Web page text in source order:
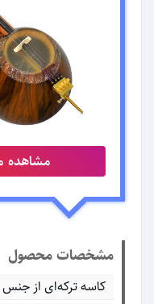
مشاهده
مشخصات محصول
کاسه ترکه‌ای از جنس